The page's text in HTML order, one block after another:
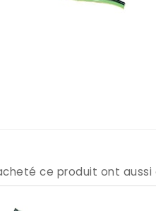
ce produit ont aussi